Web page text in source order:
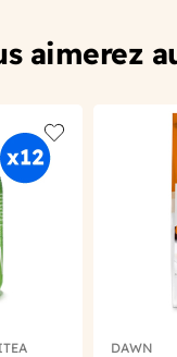
aimerez
Add to wishlist
DAWN